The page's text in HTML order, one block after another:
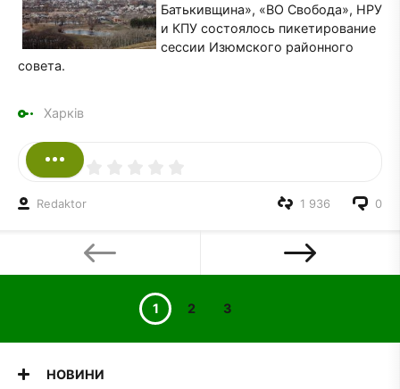
Батькивщина», «ВО Свобода», НРУ
и КПУ состоялось пикетирование
сессии Изюмского районного
совета.
Харків
Redaktor 0
1 936
1 2 3
НОВИНИ